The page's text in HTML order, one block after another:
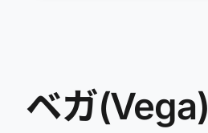
ベガ(Vega)